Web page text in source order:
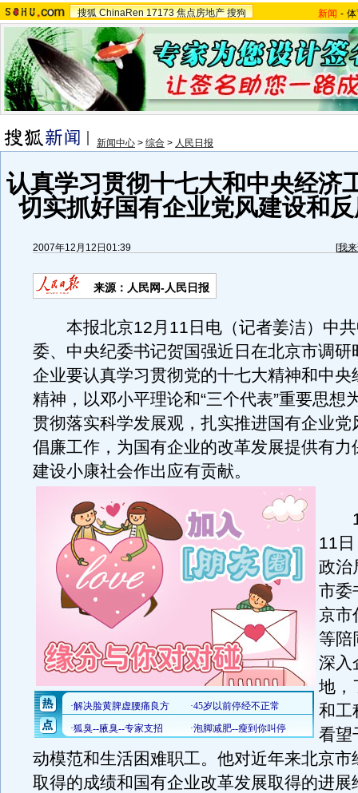
搜狐 ChinaRen 17173 焦点房地产 搜狗 新闻 -
新闻中心 > 综合 > 人民日报
认真学习贯彻十七大和中央经济
切实抓好国有企业党风建设和
2007年12月12日01:39 [我
来源：人民网-人民日报
本报北京12月11日电（记者姜洁）中共
委、中央纪委书记贺国强近日在北京市调研
企业要认真学习贯彻党的十七大精神和中央
精神，以邓小平理论和“三个代表”重要思想
贯彻落实科学发展观，扎实推进国有企业党
倡廉工作，为国有企业的改革发展提供有力
建设小康社会作出应有贡献。
12
11
政治
市委
京市
等陪
深入
地，
和工
看望
动模范和生活困难职工。他对近年来北京市
取得的成绩和国有企业改革发展取得的进展